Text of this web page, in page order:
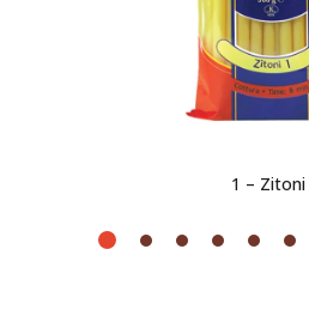
1 – Zitoni